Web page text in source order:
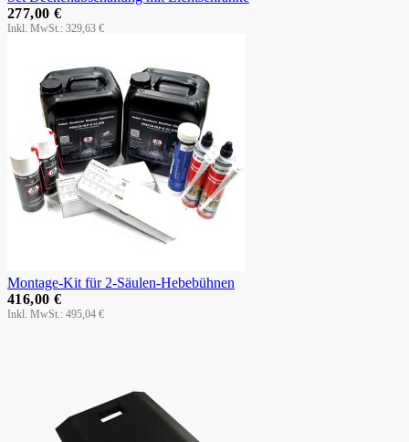
329,63 €
277,00 €
Montage-Kit für 2-Säulen-Hebebühnen
495,04 €
416,00 €